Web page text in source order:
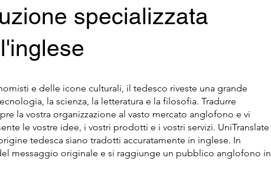
e delle icone culturali, il tedesco riveste una grande
la scienza, la letteratura e la filosofia. Tradurre
la vostra organizzazione al vasto mercato anglofono e vi
le vostre idee, i vostri prodotti e i vostri servizi. UniTranslate
tedesca siano tradotti accuratamente in inglese. In
messaggio originale e si raggiunge un pubblico anglofono in
specializzata